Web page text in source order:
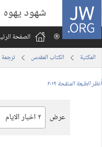
JW.ORG شهود يهوه
الصفحة
المكتبة الكتاب المقدس ترجمة
أُنظر الطبعة المنقحة ٢٠١٩
عرض
السفر